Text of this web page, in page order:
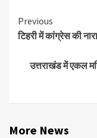
Continue
Reading
Previous
टिहरी में कांग्रेस की
उत्तराखंड में एकल
More News